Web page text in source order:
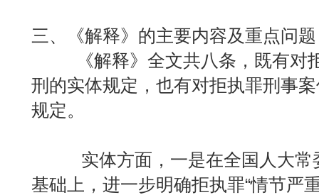
三、《解释》的主要内容及重点问题
《解释》全文共八条，既有对
刑的实体规定，也有对拒执罪刑事
规定。
实体方面，一是在全国人大常
基础上，进一步明确拒执罪“情节严